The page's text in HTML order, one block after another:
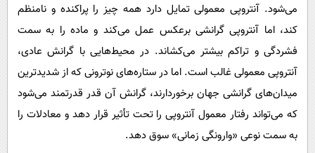
می‌شود. آنتروپی معمولی تمایل دارد همه‌ چیز را پراکنده و نامنظم
کند، اما آنتروپی گرانشی برعکس عمل می‌کند و ماده را به سمت
فشردگی و تراکم بیشتر می‌کشاند. در محیط‌هایی با گرانش عادی،
آنتروپی معمولی غالب است. اما در ستاره‌های نوترونی که از شدیدترین
میدان‌های گرانشی جهان برخوردارند، گرانش آن‌ قدر قدرتمند می‌شود
که می‌تواند رفتار معمول آنتروپی را تحت تأثیر قرار دهد و معادلات را
به سمت نوعی «وارونگی زمانی» سوق دهد.